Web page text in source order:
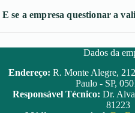
E se a empresa questionar a
Dados da
Endereço: R. Monte Alegre,
Paulo - SP,
Responsável Técnico: Dr.
81223